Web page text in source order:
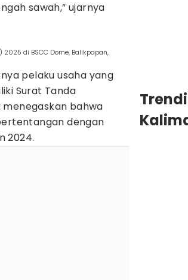
sawah,” ujarnya
di BSCC Dome, Balikpapan,
pelaku usaha yang
Surat Tanda
menegaskan bahwa
dengan
2024.